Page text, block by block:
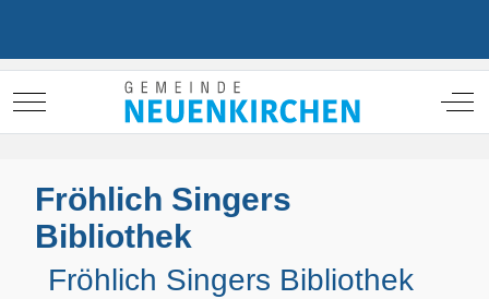
Mobile Menu Toggle Off-
Fröhlich Singers
Bibliothek
Fröhlich Singers Bibliothek